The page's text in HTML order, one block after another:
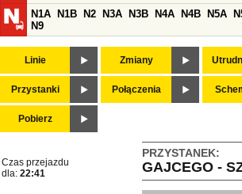
N1A
N1B N2 N3A N3B N4A N4B N5A
N9
Linie Zmiany
Przystanki Połączenia
Pobierz
PRZYSTANEK:
GAJCEGO -
Czas przejazdu
dla: 22:41